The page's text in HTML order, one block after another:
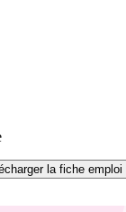
la fiche emploi